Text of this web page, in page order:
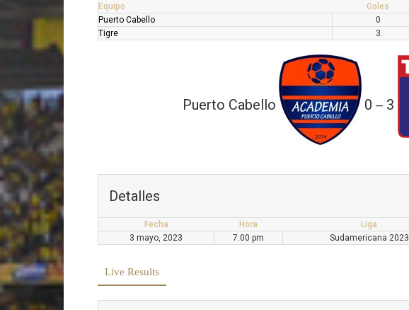
Equipo Goles
Puerto Cabello
0
Tigre
3
Puerto Cabello 0 — 3
Detalles
Fecha Hora Liga
3 mayo, 2023
7:00 pm Sudamericana 2023
Live Results